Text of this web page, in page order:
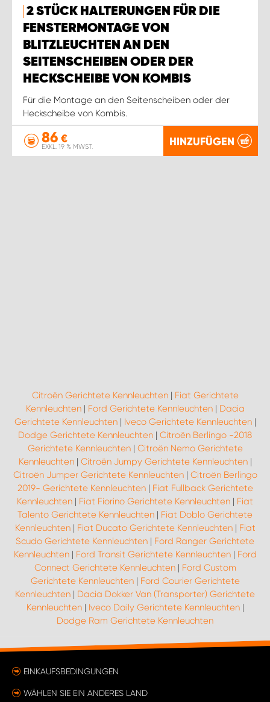
2 STÜCK HALTERUNGEN FÜR DIE
FENSTERMONTAGE VON
BLITZLEUCHTEN AN DEN
SEITENSCHEIBEN ODER DER
HECKSCHEIBE VON KOMBIS
Für die Montage an den Seitenscheiben oder der
Heckscheibe von Kombis.
86 €
EXKL. 19 % MWST. HINZUFÜGEN
Citroën Gerichtete Kennleuchten| Fiat Gerichtete
Kennleuchten| Ford Gerichtete Kennleuchten| Dacia
Gerichtete Kennleuchten| Iveco Gerichtete Kennleuchten|
Dodge Gerichtete Kennleuchten | Citroën Berlingo -2018
Gerichtete Kennleuchten| Citroën Nemo Gerichtete
Kennleuchten| Citroën Jumpy Gerichtete Kennleuchten|
Citroën Jumper Gerichtete Kennleuchten| Citroën Berlingo
2019- Gerichtete Kennleuchten| Fiat Fullback Gerichtete
Kennleuchten | Fiat Fiorino Gerichtete Kennleuchten | Fiat
Talento Gerichtete Kennleuchten | Fiat Doblo Gerichtete
Kennleuchten| Fiat Ducato Gerichtete Kennleuchten| Fiat
Scudo Gerichtete Kennleuchten | Ford Ranger Gerichtete
Kennleuchten| Ford Transit Gerichtete Kennleuchten| Ford
Connect Gerichtete Kennleuchten| Ford Custom
Gerichtete Kennleuchten| Ford Courier Gerichtete
Kennleuchten | Dacia Dokker Van (Transporter) Gerichtete
Kennleuchten| Iveco Daily Gerichtete Kennleuchten|
Dodge Ram Gerichtete Kennleuchten
EINKAUFSBEDINGUNGEN
WÄHLEN SIE EIN ANDERES LAND